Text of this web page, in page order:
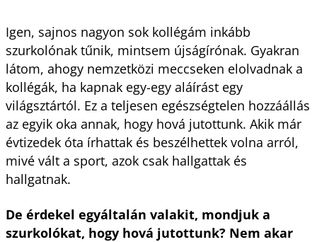
Igen, sajnos nagyon sok kollégám inkább
szurkolónak tűnik, mintsem újságírónak. Gyakran
látom, ahogy nemzetközi meccseken elolvadnak a
kollégák, ha kapnak egy-egy aláírást egy
világsztártól. Ez a teljesen egészségtelen hozzáállás
az egyik oka annak, hogy hová jutottunk. Akik már
évtizedek óta írhattak és beszélhettek volna arról,
mivé vált a sport, azok csak hallgattak és
hallgatnak.
De érdekel egyáltalán valakit, mondjuk a
szurkolókat, hogy hová jutottunk? Nem akar